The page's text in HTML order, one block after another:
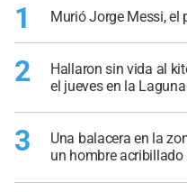
1 Murió Jorge Messi, el
2
Hallaron sin vida al
el jueves en la
3
Una balacera en la
un hombre acribillado